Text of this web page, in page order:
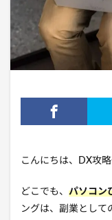
こんにちは、DX攻略
どこでも、 パソコン
ングは、副業として